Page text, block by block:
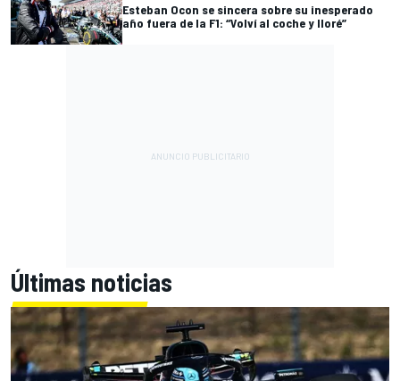
Esteban Ocon se sincera sobre su inesperado
año fuera de la F1: “Volví al coche y lloré”
Últimas noticias